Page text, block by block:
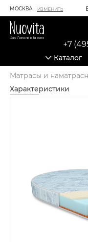
МОСКВА ИЗМЕНИТЬ
Каталог
+7
Матрасы и
Характеристики